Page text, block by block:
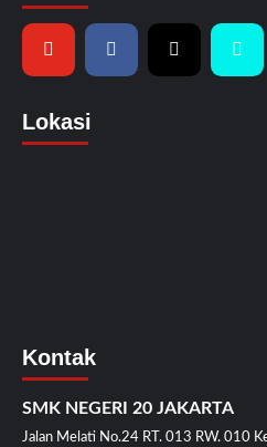
Lokasi
Kontak
SMK NEGERI 20 JAKARTA
Jalan Melati No.24 RT. 013 RW. 010